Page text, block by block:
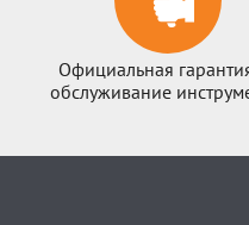
Официальная
обслуживание